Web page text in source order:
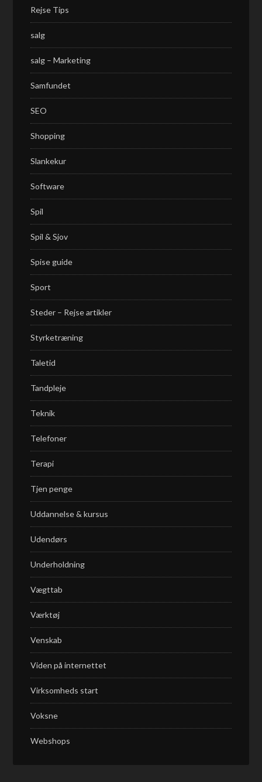
Rejse Tips
salg
salg – Marketing
Samfundet
SEO
Shopping
Slankekur
Software
Spil
Spil & Sjov
Spise guide
Sport
Steder – Rejse artikler
Styrketræning
Taletid
Tandpleje
Teknik
Telefoner
Terapi
Tjen penge
Uddannelse & kursus
Udendørs
Underholdning
Vægttab
Værktøj
Venskab
Viden på internettet
Virksomheds start
Voksne
Webshops